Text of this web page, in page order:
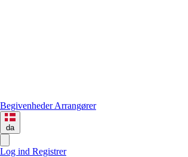
BegivenhederArrangører
da
Log ind Registrer